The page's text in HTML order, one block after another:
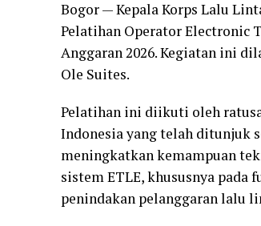
Bogor — Kepala Korps Lalu
Pelatihan Operator Electronic
Anggaran 2026. Kegiatan ini
Ole Suites.
Pelatihan ini diikuti oleh
Indonesia yang telah ditunjuk
meningkatkan kemampuan
sistem ETLE, khususnya pada
penindakan pelanggaran lalu